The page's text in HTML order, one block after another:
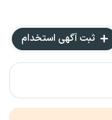
ثبت آگهی استخدام